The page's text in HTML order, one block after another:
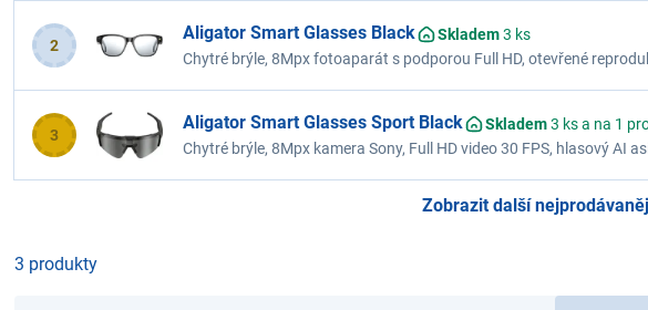
2
Aligator Smart Glasses Black Skladem3 ks
Chytré brýle, 8Mpx fotoaparát s podporou Full HD, otevřené
3
Aligator Smart Glasses Sport Black Skladem3 ks a na 1
Chytré brýle, 8Mpx kamera Sony, Full HD video 30 FPS, hlasový AI
Zobrazit další
3 produkty